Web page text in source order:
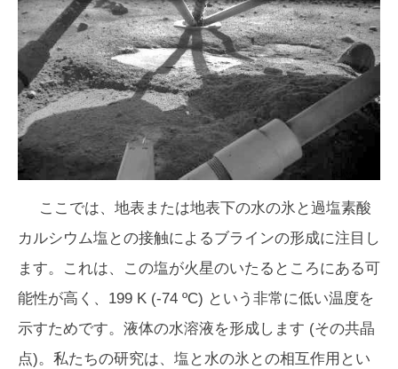
ここでは、地表または地表下の水の氷と過塩素酸
カルシウム塩との接触によるブラインの形成に注目し
ます。これは、この塩が火星のいたるところにある可
能性が高く、199 K (-74 ºC) という非常に低い温度を
示すためです。液体の水溶液を形成します (その共晶
点)。私たちの研究は、塩と水の氷との相互作用とい